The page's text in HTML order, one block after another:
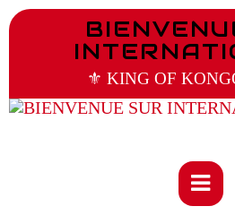
⚜️ KING OF